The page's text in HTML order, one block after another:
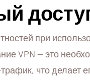
при
VPN — это
что делает